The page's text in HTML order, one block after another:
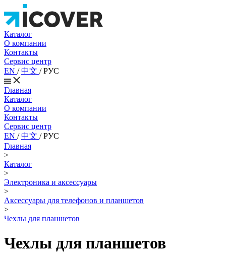
Каталог
О компании
Контакты
Сервис центр
EN /中文 /РУС
Главная
Каталог
О компании
Контакты
Сервис центр
EN /中文 /РУС
Главная
>
Каталог
>
Электроника и аксессуары
>
Аксессуары для телефонов и планшетов
>
Чехлы для планшетов
Чехлы для планшетов